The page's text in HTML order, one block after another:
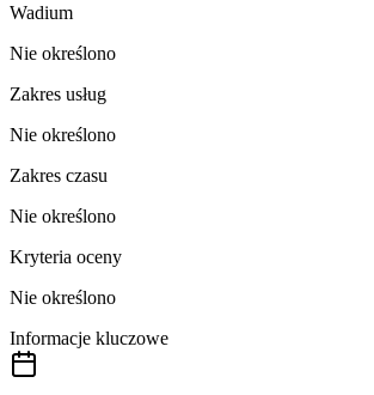
Wadium
Nie określono
Zakres usług
Nie określono
Zakres czasu
Nie określono
Kryteria oceny
Nie określono
Informacje kluczowe